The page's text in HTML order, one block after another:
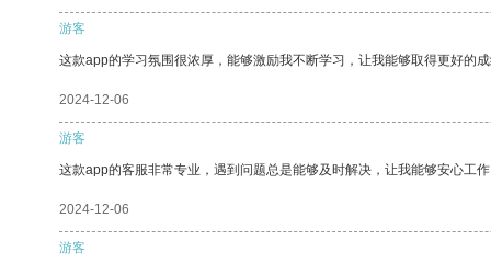
游客
这款app的学习氛围很浓厚，能够激励我不断学习，让我能够取得更好的成
2024-12-06
游客
这款app的客服非常专业，遇到问题总是能够及时解决，让我能够安心工作
2024-12-06
游客